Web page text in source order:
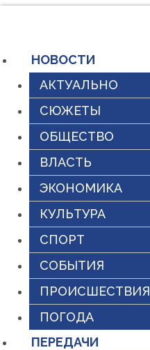
содержимому
НОВОСТИ
АКТУАЛЬНО
СЮЖЕТЫ
ОБЩЕСТВО
ВЛАСТЬ
ЭКОНОМИКА
КУЛЬТУРА
СПОРТ
СОБЫТИЯ
ПРОИСШЕСТВИЯ
ПОГОДА
ПЕРЕДАЧИ